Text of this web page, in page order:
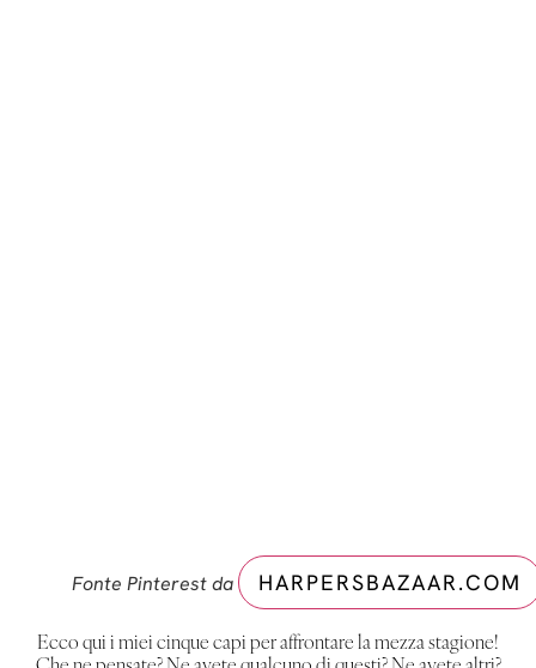
Fonte Pinterest da HARPERSBAZAAR.COM
Ecco qui i miei cinque capi per affrontare la mezza stagione!